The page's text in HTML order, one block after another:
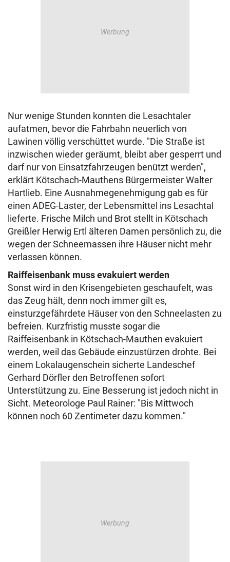
Nur wenige Stunden konnten die Lesachtaler
aufatmen, bevor die Fahrbahn neuerlich von
Lawinen völlig verschüttet wurde. "Die Straße ist
inzwischen wieder geräumt, bleibt aber gesperrt und
darf nur von Einsatzfahrzeugen benützt werden",
erklärt Kötschach-Mauthens Bürgermeister Walter
Hartlieb. Eine Ausnahmegenehmigung gab es für
einen ADEG-Laster, der Lebensmittel ins Lesachtal
lieferte. Frische Milch und Brot stellt in Kötschach
Greißler Herwig Ertl älteren Damen persönlich zu, die
wegen der Schneemassen ihre Häuser nicht mehr
verlassen können.
Raiffeisenbank muss evakuiert werden
Sonst wird in den Krisengebieten geschaufelt, was
das Zeug hält, denn noch immer gilt es,
einsturzgefährdete Häuser von den Schneelasten zu
befreien. Kurzfristig musste sogar die
Raiffeisenbank in Kötschach-Mauthen evakuiert
werden, weil das Gebäude einzustürzen drohte. Bei
einem Lokalaugenschein sicherte Landeschef
Gerhard Dörfler den Betroffenen sofort
Unterstützung zu. Eine Besserung ist jedoch nicht in
Sicht. Meteorologe Paul Rainer: "Bis Mittwoch
können noch 60 Zentimeter dazu kommen."